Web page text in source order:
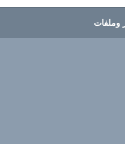
وملفات